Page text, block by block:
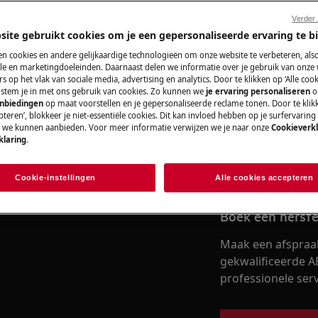
SCHOK
stopcontact voordat u enige
Vind je
Los problemen
documentatie
Boek een
Maak een
gekwalificeerde
professionele
gebruikt cookies om je een gepersonaliseerde ervaring te
cookies en andere gelijkaardige technologieën om onze website te verbeteren,
en marketingdoeleinden. Daarnaast delen we informatie over je gebruik van onze
op het vlak van sociale media, advertising en analytics. Door te klikken op ‘Alle
stem je in met ons gebruik van cookies. Zo kunnen we je ervaring personaliseren
op maat voorstellen en je gepersonaliseerde reclame tonen. Door te
blokkeer je niet-essentiële cookies. Dit kan invloed hebben op je
kunnen aanbieden. Voor meer informatie verwijzen we je naar onze
.
Cookie-instellingen Alle cookies accepteren
Verder